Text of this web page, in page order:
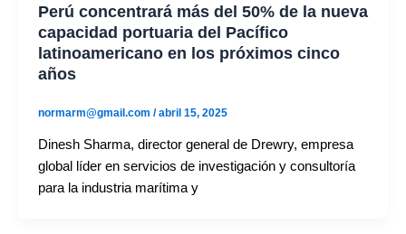
Perú concentrará más del 50% de la nueva
capacidad portuaria del Pacífico
latinoamericano en los próximos cinco
años
normarm@gmail.com /abril 15, 2025
Dinesh Sharma, director general de Drewry, empresa
global líder en servicios de investigación y consultoría
para la industria marítima y